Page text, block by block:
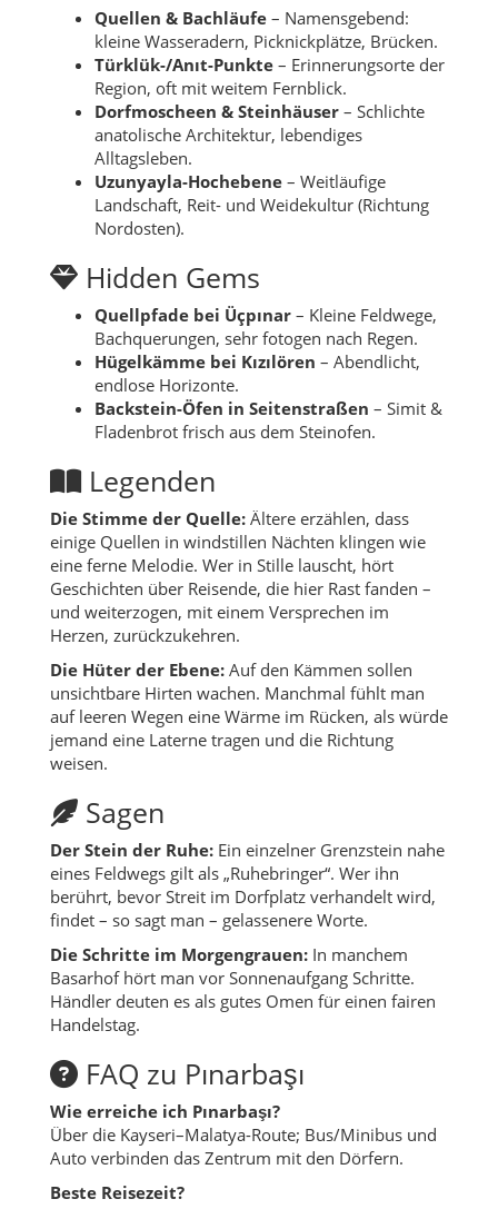
Quellen & Bachläufe – Namensgebend:
kleine Wasseradern, Picknickplätze, Brücken.
Türklük-/Anıt-Punkte – Erinnerungsorte der
Region, oft mit weitem Fernblick.
Dorfmoscheen & Steinhäuser – Schlichte
anatolische Architektur, lebendiges
Alltagsleben.
Uzunyayla-Hochebene – Weitläufige
Landschaft, Reit- und Weidekultur (Richtung
Nordosten).
Hidden Gems
Quellpfade bei Üçpınar – Kleine Feldwege,
Bachquerungen, sehr fotogen nach Regen.
Hügelkämme bei Kızılören – Abendlicht,
endlose Horizonte.
Backstein-Öfen in Seitenstraßen – Simit &
Fladenbrot frisch aus dem Steinofen.
Legenden
Die Stimme der Quelle: Ältere erzählen, dass
einige Quellen in windstillen Nächten klingen wie
eine ferne Melodie. Wer in Stille lauscht, hört
Geschichten über Reisende, die hier Rast fanden –
und weiterzogen, mit einem Versprechen im
Herzen, zurückzukehren.
Die Hüter der Ebene: Auf den Kämmen sollen
unsichtbare Hirten wachen. Manchmal fühlt man
auf leeren Wegen eine Wärme im Rücken, als würde
jemand eine Laterne tragen und die Richtung
weisen.
Sagen
Der Stein der Ruhe: Ein einzelner Grenzstein nahe
eines Feldwegs gilt als „Ruhebringer“. Wer ihn
berührt, bevor Streit im Dorfplatz verhandelt wird,
findet – so sagt man – gelassenere Worte.
Die Schritte im Morgengrauen: In manchem
Basarhof hört man vor Sonnenaufgang Schritte.
Händler deuten es als gutes Omen für einen fairen
Handelstag.
FAQ zu Pınarbaşı
Wie erreiche ich Pınarbaşı?
Über die Kayseri–Malatya-Route; Bus/Minibus und
Auto verbinden das Zentrum mit den Dörfern.
Beste Reisezeit?